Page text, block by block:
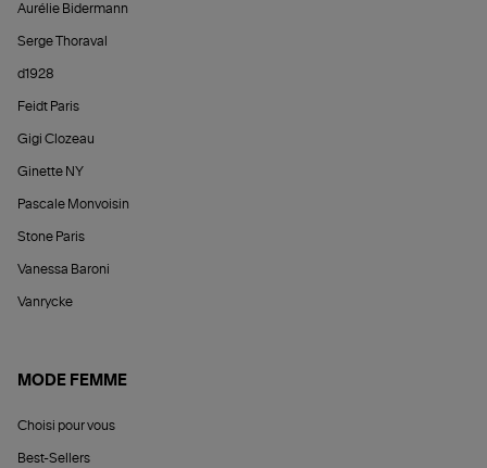
Aurélie Bidermann
Serge Thoraval
d1928
Feidt Paris
Gigi Clozeau
Ginette NY
Pascale Monvoisin
Stone Paris
Vanessa Baroni
Vanrycke
MODE FEMME
Choisi pour vous
Best-Sellers